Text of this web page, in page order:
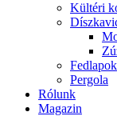
Kültéri
Fedlapok
Pergola
Rólunk
Magazin